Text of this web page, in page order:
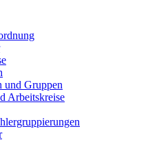
und Gruppen
Arbeitskreise